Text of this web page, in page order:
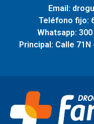
Email:
Teléfono fijo:
Whatsapp:
Principal: Calle